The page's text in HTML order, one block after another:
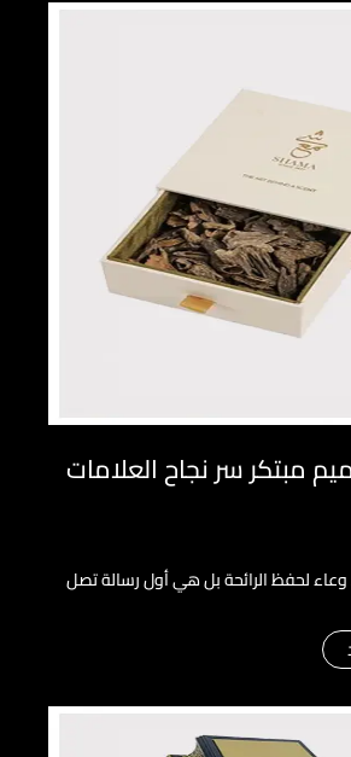
مبتكر سر نجاح العلامات
لحفظ الرائحة بل هي أول رسالة تصل